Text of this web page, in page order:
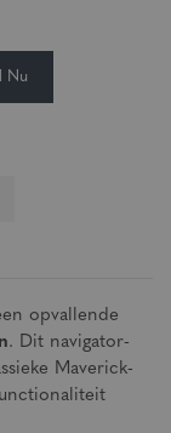
Nu
opvallende
. Dit navigator-
Maverick-